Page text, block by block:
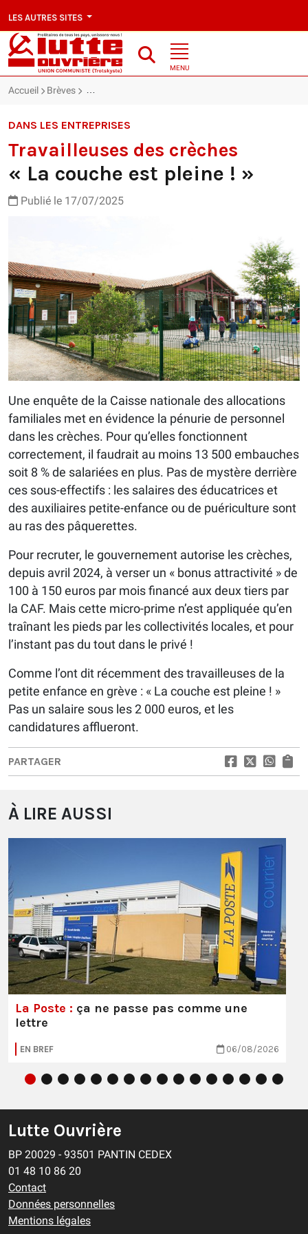
LES AUTRES SITES
MENU
Accueil Brèves Travailleuses des crèches : « La couche est pleine ! »
DANS LES ENTREPRISES
Travailleuses des crèches
« La couche est pleine ! »
Publié le 17/07/2025
Une enquête de la Caisse nationale des allocations
familiales met en évidence la pénurie de personnel
dans les crèches. Pour qu’elles fonctionnent
correctement, il faudrait au moins 13 500 embauches
soit 8 % de salariées en plus. Pas de mystère derrière
ces sous-effectifs : les salaires des éducatrices et
des auxiliaires petite-enfance ou de puériculture sont
au ras des pâquerettes.
Pour recruter, le gouvernement autorise les crèches,
depuis avril 2024, à verser un « bonus attractivité » de
100 à 150 euros par mois financé aux deux tiers par
la CAF. Mais cette micro-prime n’est appliquée qu’en
traînant les pieds par les collectivités locales, et pour
l’instant pas du tout dans le privé !
Comme l’ont dit récemment des travailleuses de la
petite enfance en grève : « La couche est pleine ! »
Pas un salaire sous les 2 000 euros, et les
candidatures afflueront.
PARTAGER
À LIRE AUSSI
La Poste : ça ne passe pas comme une
lettre
EN BREF 06/08/2026
Lutte Ouvrière
BP 20029 - 93501 PANTIN CEDEX
01 48 10 86 20
Contact
Données personnelles
Mentions légales